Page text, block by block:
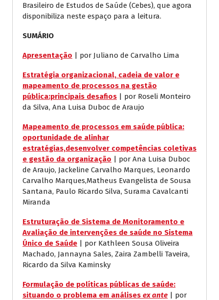
Brasileiro de Estudos de Saúde (Cebes), que agora
disponibiliza neste espaço para a leitura.
SUMÁRIO
Apresentação | por Juliano de Carvalho Lima
Estratégia organizacional, cadeia de valor e
mapeamento de processos na gestão
pública:principais desafios | por Roseli Monteiro
da Silva, Ana Luisa Duboc de Araujo
Mapeamento de processos em saúde pública:
oportunidade de alinhar
estratégias,desenvolver competências coletivas
e gestão da organização | por Ana Luisa Duboc
de Araujo, Jackeline Carvalho Marques, Leonardo
Carvalho Marques,Matheus Evangelista de Sousa
Santana, Paulo Ricardo Silva, Surama Cavalcanti
Miranda
Estruturação de Sistema de Monitoramento e
Avaliação de intervenções de saúde no Sistema
Único de Saúde | por Kathleen Sousa Oliveira
Machado, Jannayna Sales, Zaira Zambelli Taveira,
Ricardo da Silva Kaminsky
Formulação de políticas públicas de saúde:
situando o problema em análises ex ante | por